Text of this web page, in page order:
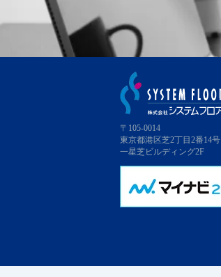
〒105-0014
東京都港区芝2丁目2番14号
一星芝ビルディング2F